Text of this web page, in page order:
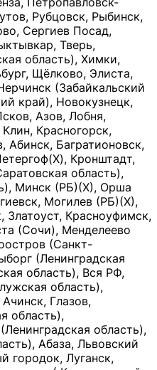
Рубцовск, Рыбинск,
Сергиев Посад,
Тверь,
область), Химки,
Щёлково, Элиста,
(Забайкальский
край), Новокузнецк,
Азов, Лобня,
Красногорск,
Абинск, Багратионовск,
Кронштадт,
область),
Минск (РБ)(Х), Орша
Могилев (РБ)(Х),
Златоуст, Красноуфимск,
(Сочи), Менделеево
(Санкт-
(Ленинградская
область), Вся РФ,
область),
Глазов,
область),
область),
Абаза, Львовский
городок, Луганск,